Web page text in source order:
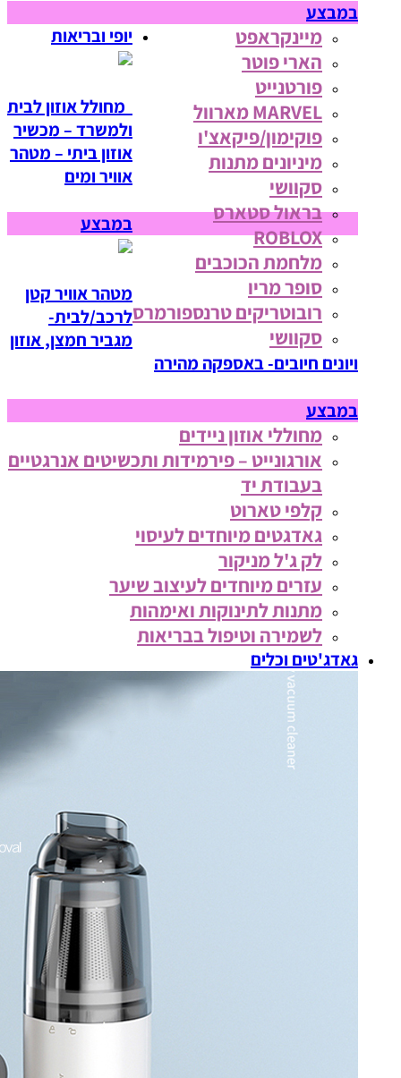
במבצע
מיינקראפט
הארי פוטר
פורטנייט
MARVEL מארוול
פוקימון/פיקאצ'ו
מיניונים מתנות
סקוושי
בראול סטארס
ROBLOX
מלחמת הכוכבים
סופר מריו
רובוטריקים טרנספורמרס
סקוושי
יופי ובריאות
מחולל אוזון לבית
ולמשרד – מכשיר
אוזון ביתי – מטהר
אוויר ומים
במבצע
מטהר אוויר קטן
לרכב/לבית-
מגביר חמצן, אוזון
ויונים חיובים- באספקה מהירה
במבצע
מחוללי אוזון ניידים
אורגונייט – פירמידות ותכשיטים אנרגטיים
בעבודת יד
קלפי טארוט
גאדגטים מיוחדים לעיסוי
לק ג'ל מניקור
עזרים מיוחדים לעיצוב שיער
מתנות לתינוקות ואימהות
לשמירה וטיפול בבריאות
גאדג'טים וכלים